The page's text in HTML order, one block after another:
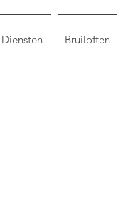
Diensten Bruiloften